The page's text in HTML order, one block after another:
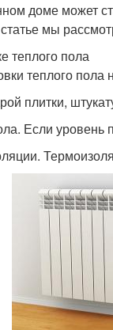
доме может
мы
теплого пола
теплого
плитки,
Если